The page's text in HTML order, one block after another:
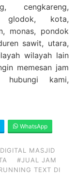
cengkareng,
glodok, kota,
monas, pondok
sawit, utara,
wilayah lain
memesan jam
kami,
WhatsApp
MASJID
#JUAL JAM
TEXT DI